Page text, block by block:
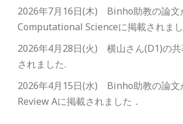
2026年7月16日(木) Binho助教の論文
Computational Scienceに掲載されまし
2026年4月28日(火) 横山さん(D1)の
されました.
2026年4月15日(水) Binho助教の論文
Review Aに掲載されました．